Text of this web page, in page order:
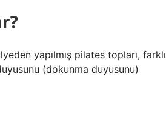
yapılmış pilates topları, farklı
(dokunma duyusunu)